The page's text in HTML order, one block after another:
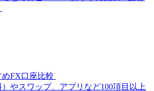
めFX口座比較
やスワップ、アプリなど100項目以上